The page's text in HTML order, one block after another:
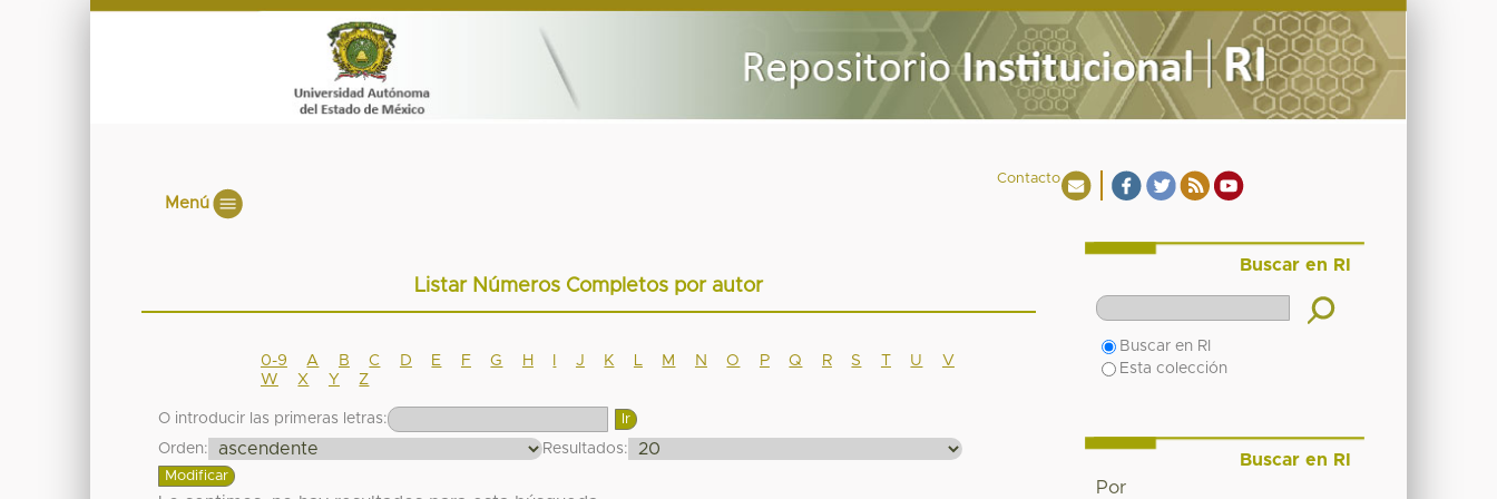
Contacto
Menú
Listar Números Completos por autor
0-9 A B C D E F G H J K M N O P Q R S T U
V
W
X Y Z
O introducir las primeras letras:
Orden:
Resultados:
Buscar en RI
Buscar en RI
Esta colección
Buscar en RI
Por